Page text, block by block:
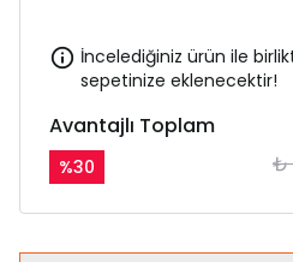
İncelediğiniz ürün ile
sepetinize eklenecektir!
Avantajlı Toplam
%30 ₺